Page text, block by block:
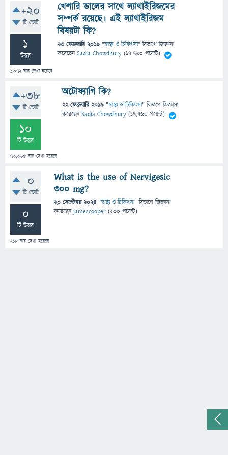
+20
টি ভোট
1
উত্তর
1,072বার দেখা হয়েছে
খেশারি ডালের সাথে ল্যাথাইরিজমের
সম্পর্ক রয়েছে। এই ল্যাথাইরিজম
বিষয়টা কি?
23 ফেব্রুয়ারি 2019 "স্বাস্থ্য ও চিকিৎসা" বিভাগে জিজ্ঞাসা
করেছেনSadia Chowdhury (17,760 পয়েন্ট)
+38
টি ভোট
10
টি উত্তর
73,365 বার দেখা হয়েছে
অটোফ্যাগি কি?
22 ফেব্রুয়ারি 2019 "স্বাস্থ্য ও চিকিৎসা" বিভাগে জিজ্ঞাসা
করেছেনSadia Chowdhury (17,760 পয়েন্ট)
0
টি ভোট
0
টি উত্তর
218 বার দেখা হয়েছে
What is the use of Nervigesic
300 mg?
20 সেপ্টেম্বর 2024 "স্বাস্থ্য ও চিকিৎসা" বিভাগে জিজ্ঞাসা
করেছেনjamescooper (230 পয়েন্ট)